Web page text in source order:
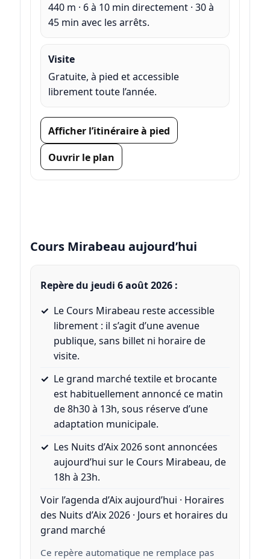
440 m · 6 à 10 min directement · 30 à
45 min avec les arrêts.
Visite
Gratuite, à pied et accessible
librement toute l’année.
Afficher l’itinéraire à pied
Ouvrir le plan
Cours Mirabeau aujourd’hui
Repère du jeudi 6 août 2026:
Le Cours Mirabeau reste accessible
librement : il s’agit d’une avenue
publique, sans billet ni horaire de
visite.
Le grand marché textile et brocante
est habituellement annoncé ce matin
de 8h30 à 13h, sous réserve d’une
adaptation municipale.
Les Nuits d’Aix 2026 sont annoncées
aujourd’hui sur le Cours Mirabeau, de
18h à 23h.
Voir l’agenda d’Aix aujourd’hui · Horaires
des Nuits d’Aix 2026· Jours et horaires du
grand marché
Ce repère automatique ne remplace pas